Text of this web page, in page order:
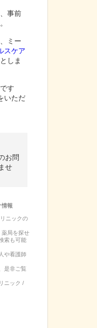
事前
ミー
スケア
しま
す
いただ
お問
せ
情報
ニックの
薬局を探せ
索も可能
や看護師
是非ご覧
ニック /